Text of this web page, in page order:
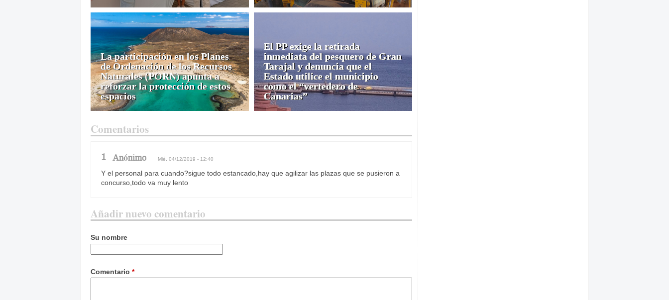
La participación en los Planes
de Ordenación de los Recursos
Naturales (PORN) apunta a
reforzar la protección de estos
espacios
El PP exige la retirada
inmediata del pesquero de Gran
Tarajal y denuncia que el
Estado utilice el municipio
como el “vertedero de
Canarias”
Comentarios
1 Anónimo Mié, 04/12/2019 - 12:40
Y el personal para cuando?sigue todo estancado,hay que agilizar las plazas que se pusieron a
concurso,todo va muy lento
Añadir nuevo comentario
Su nombre
Comentario *